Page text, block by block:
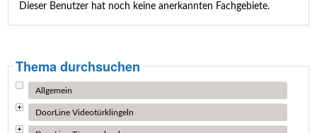
Dieser Benutzer hat noch keine anerkannten Fachgebiete.
Thema durchsuchen
Allgemein
DoorLine Videotürklingeln